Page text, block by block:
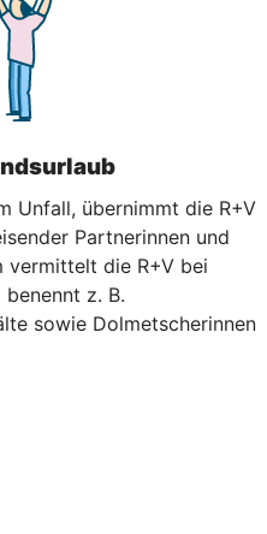
Unfall, übernimmt die R+V
Partnerinnen und
vermittelt die R+V bei
z. B.
sowie Dolmetscherinnen